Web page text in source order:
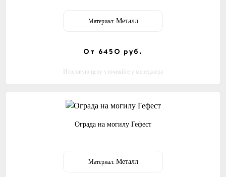
Материал: Металл
От 6450 руб.
Итоговую цену уточняйте у менеджера
Ограда на могилу Гефест
Материал: Металл